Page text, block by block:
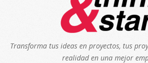
Transforma tus ideas en proyectos, tus
realidad en una mejor